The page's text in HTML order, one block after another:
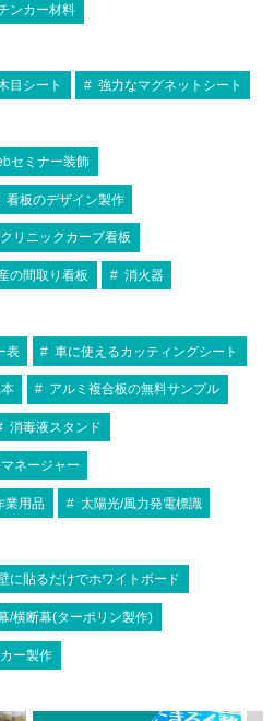
ンカー材料
目シート 強力なマグネットシート
セミナー装飾
看板のデザイン製作
リニックカーブ看板
の間取り看板 消火器
表 車に使えるカッティングシート
アルミ複合板の無料サンプル
消毒液スタンド
ネージャー
業用品 太陽光/風力発電標識
に貼るだけでホワイトボード
/横断幕(ターポリン製作)
ー製作